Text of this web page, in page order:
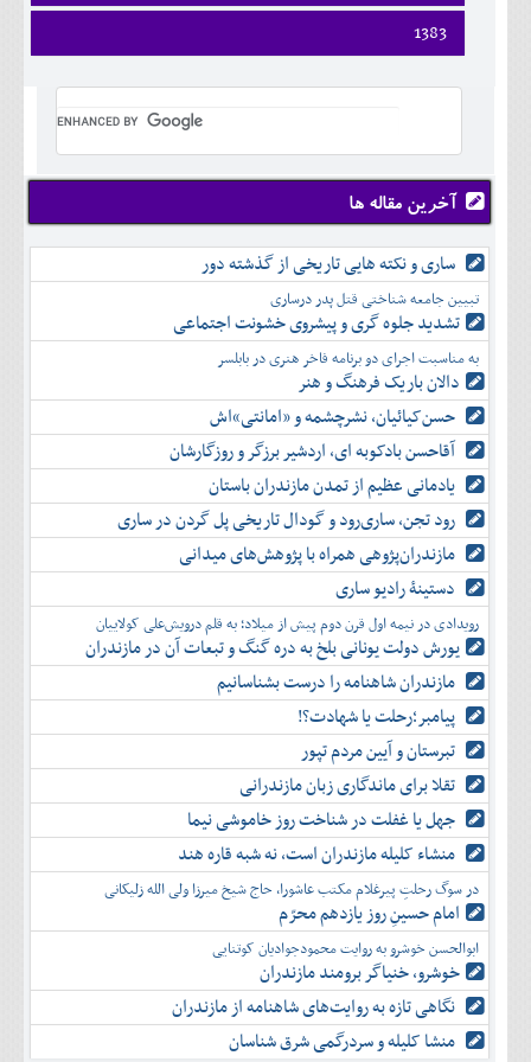
فروردين
ارديبهشت
خرداد
شهريور
مهر
آبان
آذر
دی
بهمن
اسفند
1383
فروردين
تير
مرداد
شهريور
مهر
آبان
آذر
دی
بهمن
اسفند
آخرین مقاله ها
ساری و نکته هایی تاریخی از گذشته دور
تبیین جامعه شناختی قتل پدر درساری
تشدید جلوه‌ گری و پیشروی خشونت اجتماعی
به مناسبت اجرای دو برنامه فاخر هنری در بابلسر
دالان باریک فرهنگ و هنر
حسن‌کیائیان، نشرچشمه و «امانتی»اش
آقاحسن بادکوبه ای، اردشیر برزگر و روزگارشان
یادمانی عظیم از تمدن مازندران باستان
رود تجن، ساری‌رود و گودال تاریخی پل گردن در ساری
مازندران‌پژوهی همراه با پژوهش‌های میدانی
دستینۀ رادیو ساری
رویدادی در نیمه اول قرن دوم پیش از میلاد؛ به قلم درویش‌علی کولاییان
یورش دولت یونانی بلخ به دره گنگ و تبعات آن در مازندران
مازندران شاهنامه را درست بشناسانیم
پیامبر؛رحلت یا شهادت؟!
تبرستان و آیین مردم تپور
تقلا برای ماندگاری زبان مازندرانی
جهل یا غفلت در شناخت روز خاموشی نیما
منشاء کلیله مازندران است، نه شبه قاره هند
در سوگ رحلتِ پیرغلام مکتب عاشورا، حاج شیخ میرزا ولی الله زلیکانی
امام حسینِ روز یازدهم محرّم
ابوالحسن خوشرو به روایت محمودجوادیان کوتنایی
خوشرو، خنياگر برومند مازندران
نگاهی تازه به روایت‌های شاهنامه از مازندران
منشا کلیله و سردرگمی شرق شناسان